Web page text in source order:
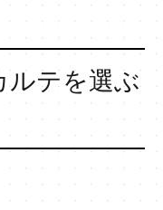
ルテを選ぶ